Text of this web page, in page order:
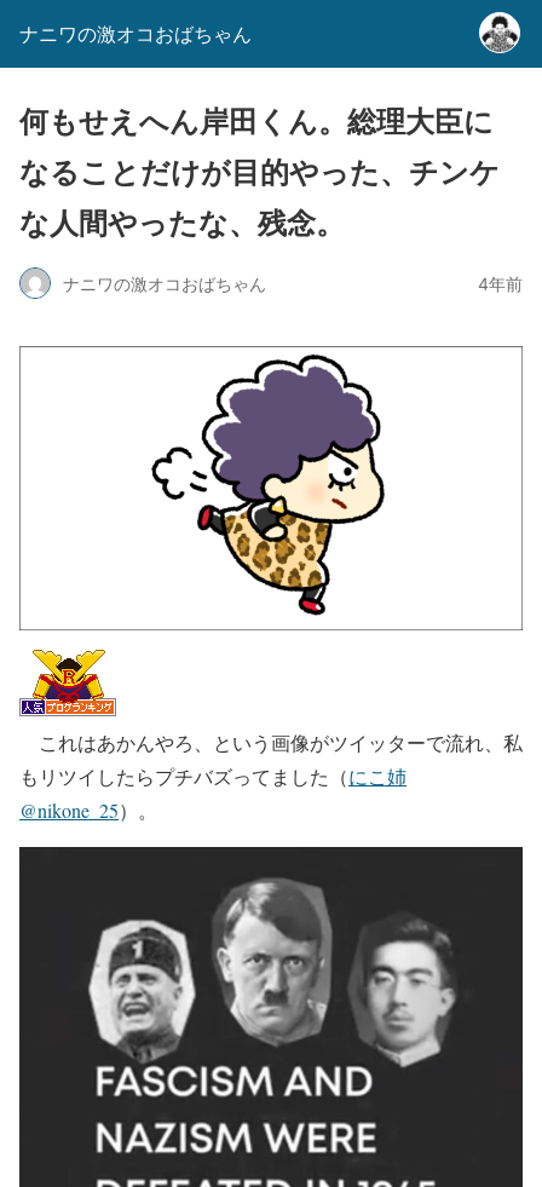
ナニワの激オコおばちゃん
何もせえへん岸田くん。総理大臣に
なることだけが目的やった、チンケ
な人間やったな、残念。
ナニワの激オコおばちゃん 4年前
これはあかんやろ、という画像がツイッターで流れ、私
もリツイしたらプチバズってました（にこ姉
@nikone_25）。